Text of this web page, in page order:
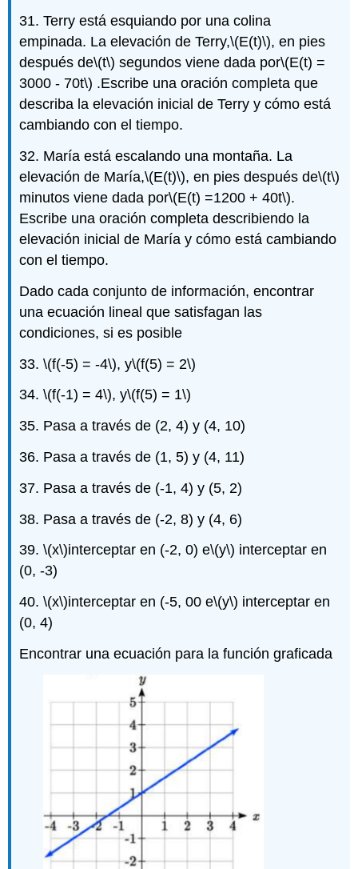
31. Terry está esquiando por una colina
empinada. La elevación de Terry,\(E(t)\), en pies
después de\(t\) segundos viene dada por\(E(t) =
3000 - 70t\) .Escribe una oración completa que
describa la elevación inicial de Terry y cómo está
cambiando con el tiempo.
32. María está escalando una montaña. La
elevación de María,\(E(t)\), en pies después de\(t\)
minutos viene dada por\(E(t) =1200 + 40t\).
Escribe una oración completa describiendo la
elevación inicial de María y cómo está cambiando
con el tiempo.
Dado cada conjunto de información, encontrar
una ecuación lineal que satisfagan las
condiciones, si es posible
33.\(f(-5) = -4\), y\(f(5) = 2\)
34.\(f(-1) = 4\), y\(f(5) = 1\)
35. Pasa a través de (2, 4) y (4, 10)
36. Pasa a través de (1, 5) y (4, 11)
37. Pasa a través de (-1, 4) y (5, 2)
38. Pasa a través de (-2, 8) y (4, 6)
39.\(x\)interceptar en (-2, 0) e\(y\) interceptar en
(0, -3)
40.\(x\)interceptar en (-5, 00 e\(y\) interceptar en
(0, 4)
Encontrar una ecuación para la función graficada